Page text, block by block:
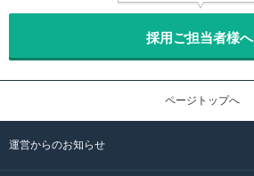
採用ご担当者様へ
ページトップへ
運営からのお知らせ